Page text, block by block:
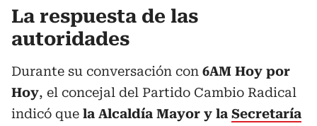
La respuesta de las
autoridades
Durante su conversación con 6AM Hoy por
Hoy, el concejal del Partido Cambio Radical
indicó que la Alcaldía Mayor y la Secretaría